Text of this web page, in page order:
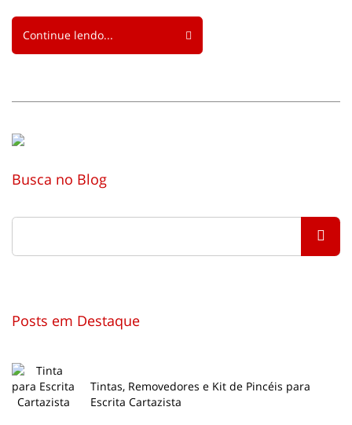
Continue lendo...
Busca no Blog
Posts em Destaque
Tintas, Removedores e Kit de Pincéis para
Escrita Cartazista